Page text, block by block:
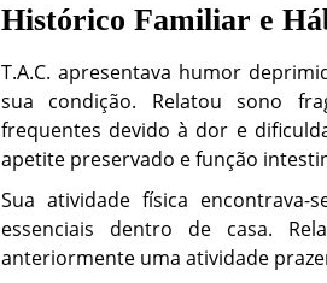
Histórico Familiar e
T.A.C. apresentava humor
sua condição. Relatou sono
frequentes devido à dor e
apetite preservado e função
Sua atividade física encontrava-
essenciais dentro de casa.
anteriormente uma atividade